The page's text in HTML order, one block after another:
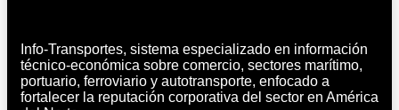
Info-Transportes, sistema especializado en información
técnico-económica sobre comercio, sectores marítimo,
portuario, ferroviario y autotransporte, enfocado a
fortalecer la reputación corporativa del sector en América